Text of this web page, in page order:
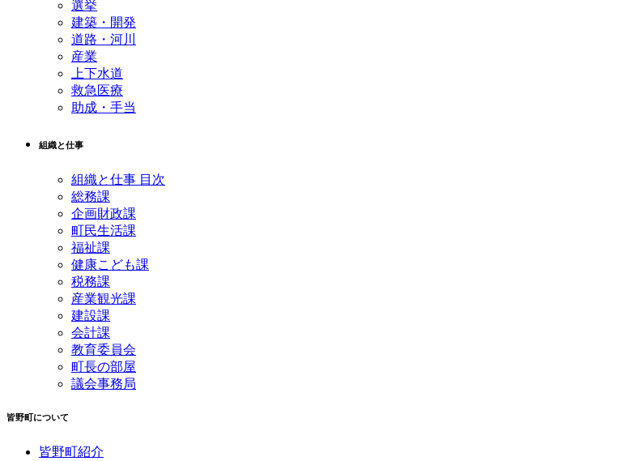
選挙
建築・開発
道路・河川
産業
上下水道
救急医療
助成・手当
組織と仕事
組織と仕事 目次
総務課
企画財政課
町民生活課
福祉課
健康こども課
税務課
産業観光課
建設課
会計課
教育委員会
町長の部屋
議会事務局
皆野町について
皆野町紹介